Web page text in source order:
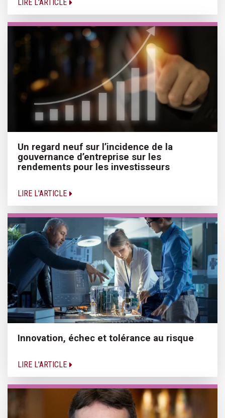
LIRE L'ARTICLE
Un regard neuf sur l’incidence de la
gouvernance d’entreprise sur les
rendements pour les investisseurs
LIRE L'ARTICLE
Innovation, échec et tolérance au risque
LIRE L'ARTICLE